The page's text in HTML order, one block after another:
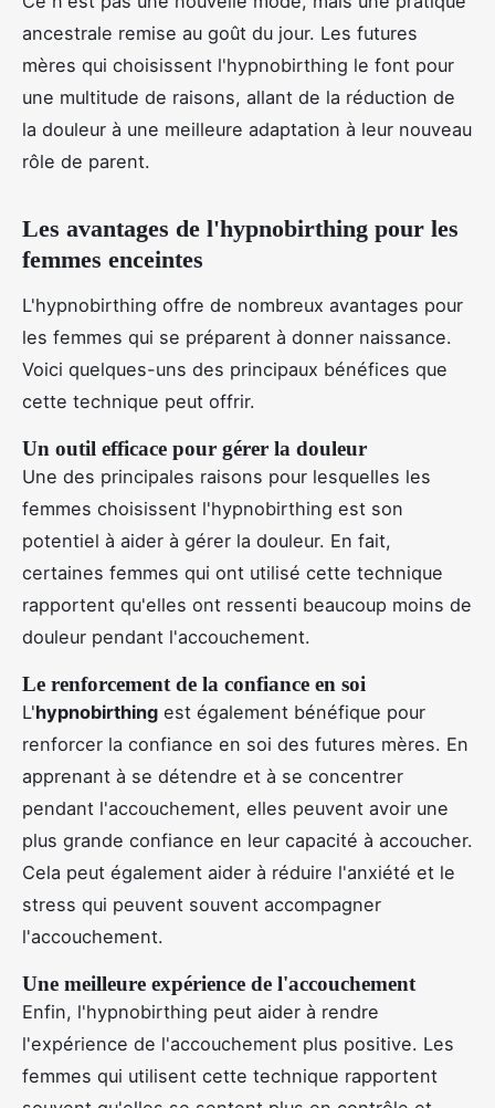
ancestrale remise au goût du jour. Les futures
mères qui choisissent l'hypnobirthing le font pour
une multitude de raisons, allant de la réduction de
la douleur à une meilleure adaptation à leur nouveau
rôle de parent.
Les avantages de l'hypnobirthing pour les
femmes enceintes
L'hypnobirthing offre de nombreux avantages pour
les femmes qui se préparent à donner naissance.
Voici quelques-uns des principaux bénéfices que
cette technique peut offrir.
Un outil efficace pour gérer la douleur
Une des principales raisons pour lesquelles les
femmes choisissent l'hypnobirthing est son
potentiel à aider à gérer la douleur. En fait,
certaines femmes qui ont utilisé cette technique
rapportent qu'elles ont ressenti beaucoup moins de
douleur pendant l'accouchement.
Le renforcement de la confiance en soi
L'hypnobirthing est également bénéfique pour
renforcer la confiance en soi des futures mères. En
apprenant à se détendre et à se concentrer
pendant l'accouchement, elles peuvent avoir une
plus grande confiance en leur capacité à accoucher.
Cela peut également aider à réduire l'anxiété et le
stress qui peuvent souvent accompagner
l'accouchement.
Une meilleure expérience de l'accouchement
Enfin, l'hypnobirthing peut aider à rendre
l'expérience de l'accouchement plus positive. Les
femmes qui utilisent cette technique rapportent